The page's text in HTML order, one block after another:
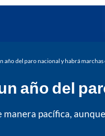
año del paro nacional y habrá
año del
pacífica,